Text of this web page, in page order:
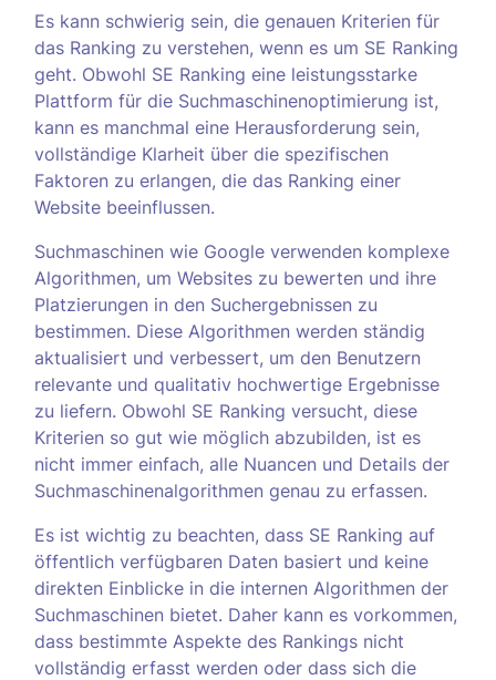
Es kann schwierig sein, die genauen Kriterien für
das Ranking zu verstehen, wenn es um SE Ranking
geht. Obwohl SE Ranking eine leistungsstarke
Plattform für die Suchmaschinenoptimierung ist,
kann es manchmal eine Herausforderung sein,
vollständige Klarheit über die spezifischen
Faktoren zu erlangen, die das Ranking einer
Website beeinflussen.
Suchmaschinen wie Google verwenden komplexe
Algorithmen, um Websites zu bewerten und ihre
Platzierungen in den Suchergebnissen zu
bestimmen. Diese Algorithmen werden ständig
aktualisiert und verbessert, um den Benutzern
relevante und qualitativ hochwertige Ergebnisse
zu liefern. Obwohl SE Ranking versucht, diese
Kriterien so gut wie möglich abzubilden, ist es
nicht immer einfach, alle Nuancen und Details der
Suchmaschinenalgorithmen genau zu erfassen.
Es ist wichtig zu beachten, dass SE Ranking auf
öffentlich verfügbaren Daten basiert und keine
direkten Einblicke in die internen Algorithmen der
Suchmaschinen bietet. Daher kann es vorkommen,
dass bestimmte Aspekte des Rankings nicht
vollständig erfasst werden oder dass sich die